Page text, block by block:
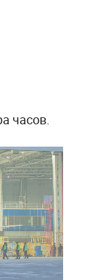
часов.